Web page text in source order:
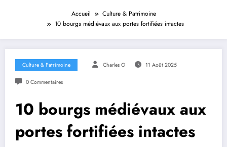
Accueil
Culture & Patrimoine
10 bourgs médiévaux aux portes fortifiées intactes
Culture & Patrimoine Charles O 11 Août 2025
0 Commentaires
10 bourgs médiévaux aux
portes fortifiées intactes